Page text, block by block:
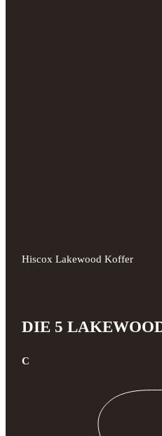
Hiscox Lakewood Koffer
DIE 5
C